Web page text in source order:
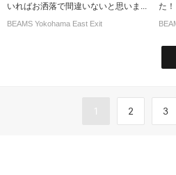
いればお洒落で間違いないと思いま...
BEAMS Yokohama East Exit
た
1 2 3